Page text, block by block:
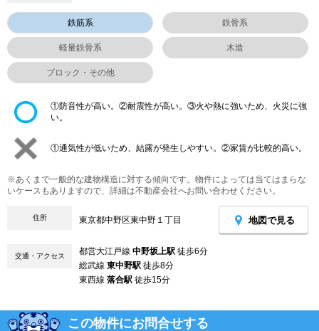
鉄筋系 鉄骨系
軽量鉄骨系 木造
ブロック・その他
①防音性が高い。②耐震性が高い。③火や熱に強いため、火災に強
い。
①通気性が低いため、結露が発生しやすい。②家賃が比較的高い。
※あくまで一般的な建物構造に対する傾向です。物件によっては当てはまらな
いケースもありますので、詳細は不動産会社へお問い合わせください。
住所 東京都中野区東中野１丁目 地図で見る
交通・アクセス 都営大江戸線 中野坂上駅 徒歩6分
総武線 東中野駅 徒歩8分
東西線 落合駅 徒歩15分
この物件にお問合せする